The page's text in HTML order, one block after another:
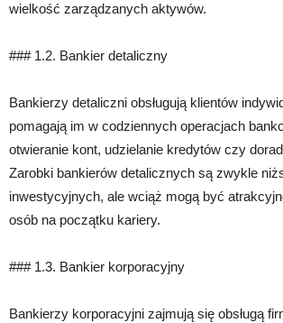
wielkość zarządzanych aktywów.
### 1.2. Bankier detaliczny
Bankierzy detaliczni obsługują klientów
pomagają im w codziennych operacjach
otwieranie kont, udzielanie kredytów czy
Zarobki bankierów detalicznych są zwykle
inwestycyjnych, ale wciąż mogą być
osób na początku kariery.
### 1.3. Bankier korporacyjny
Bankierzy korporacyjni zajmują się obsługą